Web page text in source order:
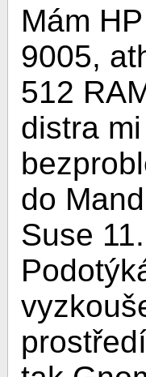
Mám
9005,
512
distra
do
Suse 11.